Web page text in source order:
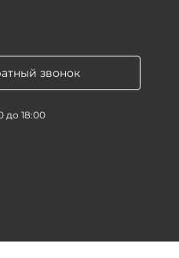
звонок
до 18:00